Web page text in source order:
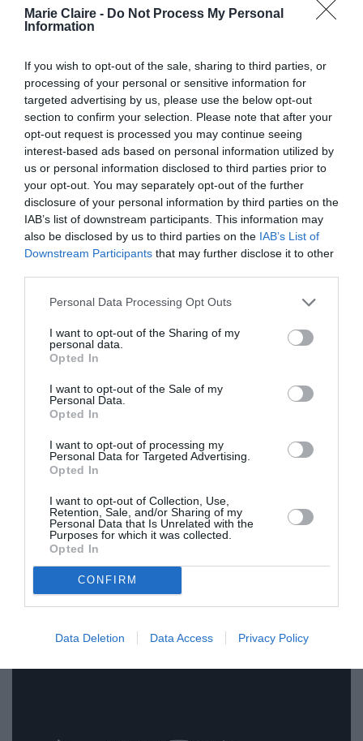
Marie Claire - Do Not Process My Personal
Information
If you wish to opt-out of the sale, sharing to third parties, or
processing of your personal or sensitive information for
targeted advertising by us, please use the below opt-out
section to confirm your selection. Please note that after your
opt-out request is processed you may continue seeing
interest-based ads based on personal information utilized by
us or personal information disclosed to third parties prior to
your opt-out. You may separately opt-out of the further
disclosure of your personal information by third parties on the
IAB’s list of downstream participants. This information may
also be disclosed by us to third parties on the IAB’s List of
Downstream Participants that may further disclose it to other
Personal Data Processing Opt Outs
I want to opt-out of the Sharing of my
personal data.
Opted In
I want to opt-out of the Sale of my
Personal Data.
Opted In
I want to opt-out of processing my
Personal Data for Targeted Advertising.
Opted In
I want to opt-out of Collection, Use,
Retention, Sale, and/or Sharing of my
Personal Data that Is Unrelated with the
Purposes for which it was collected.
Opted In
CONFIRM
Data Deletion Data Access Privacy Policy
ντεμπούτο.
αίσθηση πολύ πριν ολοκληρωθεί το καστ, καθώς,
σύμφωνα με πληροφορίες, υπήρξε έντονη
«μάχη» για την απόκτηση των δικαιωμάτων
διανομής. Παρότι το Netflix προσέφερε το
εντυπωσιακό ποσό των $150 εκατομμυρίων, οι
δημιουργοί προτίμησαν την προσφορά των $80
εκατομμυρίων από τη Warner Bros., η οποία θα
αναλάβει τη διεθνή διανομή της ταινίας. Τη
ενώ η LuckyChap — η εταιρεία παραγωγής της
project.
Η ημερομηνία κυκλοφορίας έχει ήδη
ανακοινωθεί: τα Wuthering Heights έρχονται στις
Φεβρουαρίου 2026, λίγο πριν από τη μέρα του
Αγίου Βαλεντίνου — μια συμβολική επιλογή για
μια ιστορία που μιλά για τον έρωτα στην πιο
σκοτεινή, καταραμένη εκδοχή του.